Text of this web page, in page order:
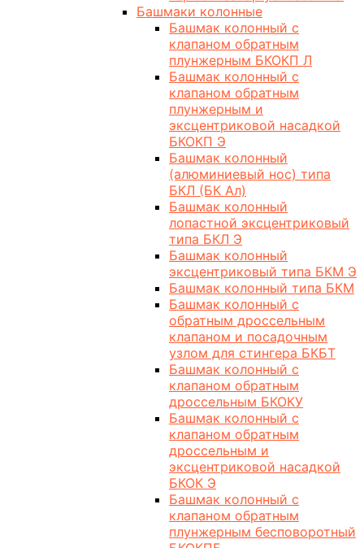
Башмаки колонные
Башмак колонный с
клапаном обратным
плунжерным БКОКП Л
Башмак колонный с
клапаном обратным
плунжерным и
эксцентриковой насадкой
БКОКП Э
Башмак колонный
(алюминиевый нос) типа
БКЛ (БК Ал)
Башмак колонный
лопастной эксцентриковый
типа БКЛ Э
Башмак колонный
эксцентриковый типа БКМ Э
Башмак колонный типа БКМ
Башмак колонный с
обратным дроссельным
клапаном и посадочным
узлом для стингера БКБТ
Башмак колонный с
клапаном обратным
дроссельным БКОКУ
Башмак колонный с
клапаном обратным
дроссельным и
эксцентриковой насадкой
БКОК Э
Башмак колонный с
клапаном обратным
плунжерным бесповоротный